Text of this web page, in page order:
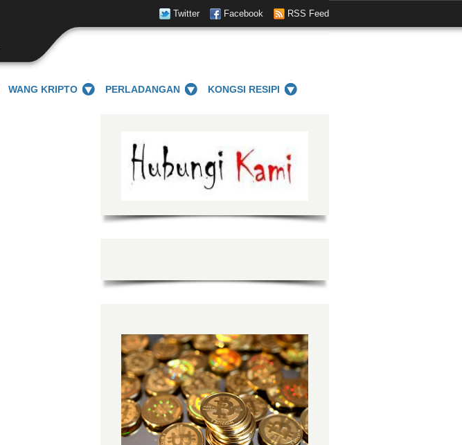
Twitter Facebook RSS Feed
WANG KRIPTO PERLADANGAN KONGSI RESIPI